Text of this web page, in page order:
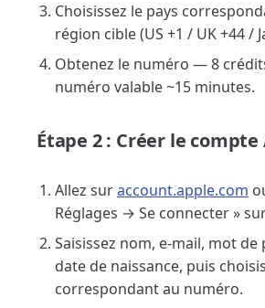
Choisissez le pays
région cible (US +1 / UK +44 /
Obtenez le numéro — 8
numéro valable ~15 minutes.
Étape 2 : Créer le compte
Allez suraccount.apple.com
Réglages → Se connecter »
Saisissez nom, e-mail, mot
date de naissance, puis
correspondant au numéro.